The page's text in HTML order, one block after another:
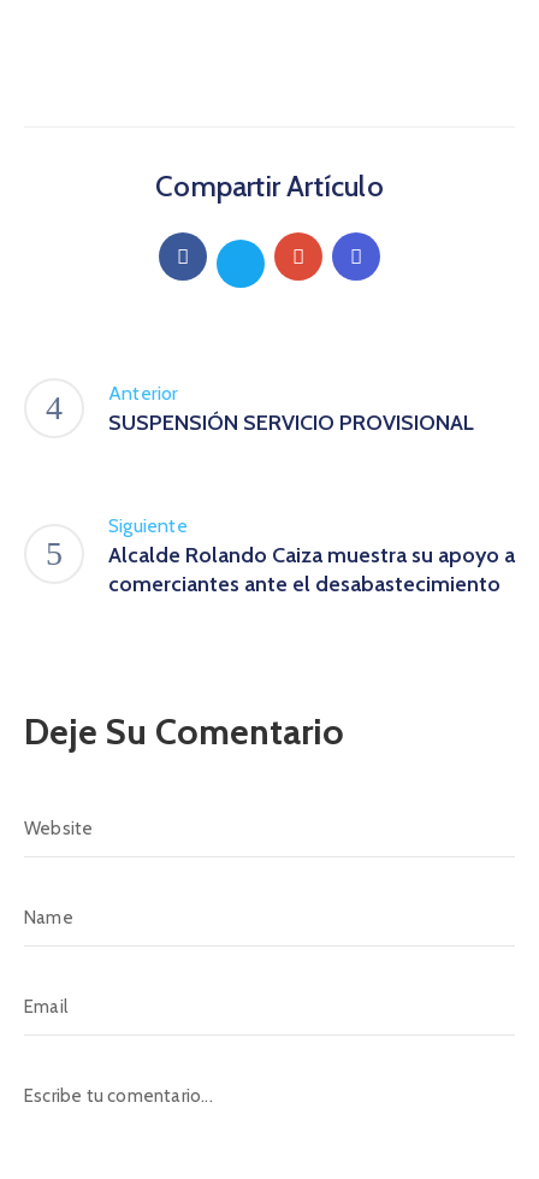
Compartir Artículo
Anterior
SUSPENSIÓN SERVICIO PROVISIONAL
Siguiente
Alcalde Rolando Caiza muestra su apoyo a
comerciantes ante el desabastecimiento
Deje Su Comentario